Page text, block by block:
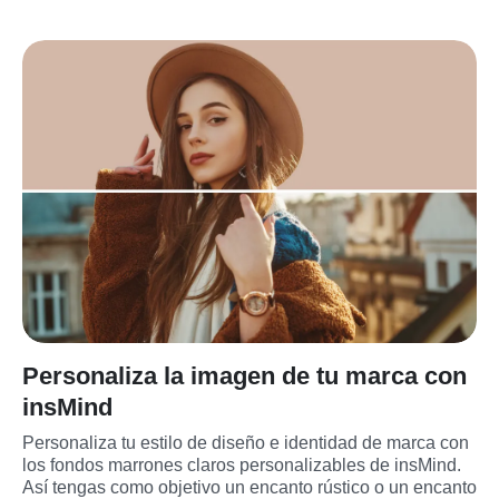
Personaliza la imagen de tu marca con
insMind
Personaliza tu estilo de diseño e identidad de marca con
los fondos marrones claros personalizables de insMind.
Así tengas como objetivo un encanto rústico o un encanto